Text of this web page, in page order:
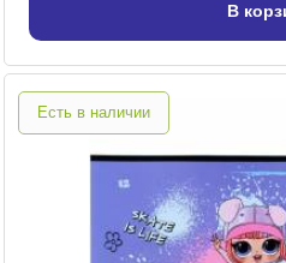
В
Есть в наличии